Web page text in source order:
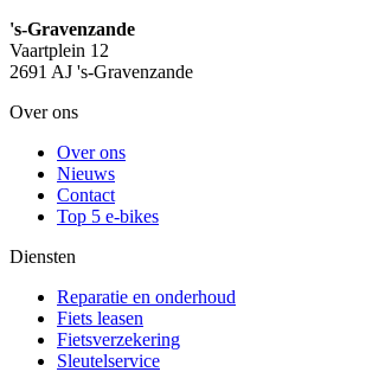
's-Gravenzande
Vaartplein 12
2691 AJ 's-Gravenzande
Over ons
Over ons
Nieuws
Contact
Top 5 e-bikes
Diensten
Reparatie en onderhoud
Fiets leasen
Fietsverzekering
Sleutelservice